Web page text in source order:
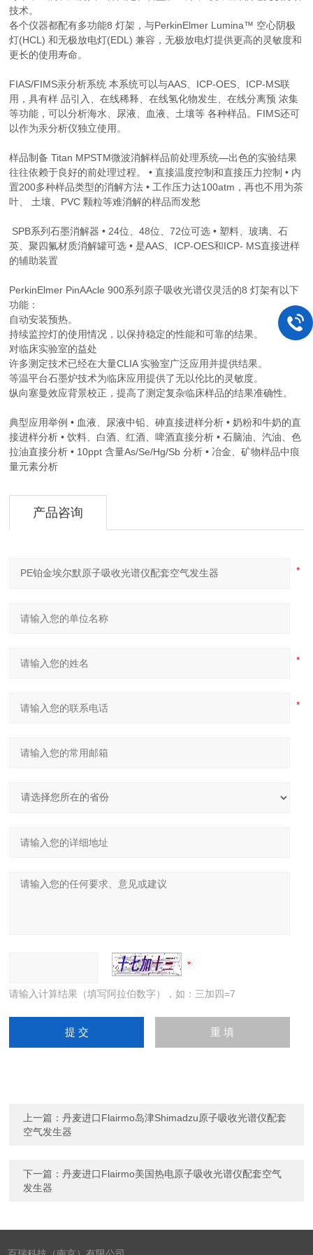
技术。
各个仪器都配有多功能8 灯架，与PerkinElmer Lumina™ 空心阴极
灯(HCL) 和无极放电灯(EDL) 兼容，无极放电灯提供更高的灵敏度和
更长的使用寿命。
FIAS/FIMS汞分析系统 本系统可以与AAS、ICP-OES、ICP-MS联
用，具有样 品引入、在线稀释、在线氢化物发生、在线分离预 浓集
等功能，可以分析海水、尿液、血液、土壤等 各种样品。FIMS还可
以作为汞分析仪独立使用。
样品制备 Titan MPSTM微波消解样品前处理系统—出色的实验结果
往往依赖于良好的前处理过程。 • 直接温度控制和直接压力控制 • 内
置200多种样品类型的消解方法 • 工作压力达100atm，再也不用为茶
叶、 土壤、PVC 颗粒等难消解的样品而发愁
SPB系列石墨消解器 • 24位、48位、72位可选 • 塑料、玻璃、石
英、聚四氟材质消解罐可选 • 是AAS、ICP-OES和ICP- MS直接进样
的辅助装置
PerkinElmer PinAAcle 900系列原子吸收光谱仪灵活的8 灯架有以下
功能：
自动安装预热。
持续监控灯的使用情况，以保持稳定的性能和可靠的结果。
对临床实验室的益处
许多测定技术已经在大量CLIA 实验室广泛应用并提供结果。
等温平台石墨炉技术为临床应用提供了无以伦比的灵敏度。
纵向塞曼效应背景校正，提高了测定复杂临床样品的结果准确性。
典型应用举例 • 血液、尿液中铅、砷直接进样分析 • 奶粉和牛奶的直
接进样分析 • 饮料、白酒、红酒、啤酒直接分析 • 石脑油、汽油、色
拉油直接分析 • 10ppt 含量As/Se/Hg/Sb 分析 • 冶金、矿物样品中痕
量元素分析
产品咨询
请输入计算结果（填写阿拉伯数字），如：三加四=7
上一篇：丹麦进口Flairmo岛津Shimadzu原子吸收光谱仪配套
空气发生器
下一篇：丹麦进口Flairmo美国热电原子吸收光谱仪配套空气
发生器